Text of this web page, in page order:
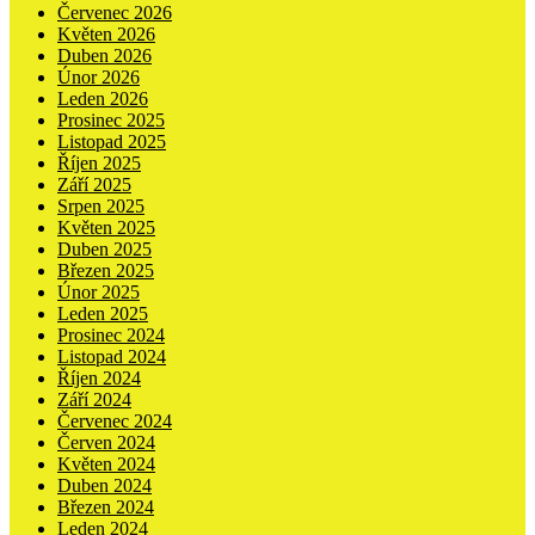
Červenec 2026
Květen 2026
Duben 2026
Únor 2026
Leden 2026
Prosinec 2025
Listopad 2025
Říjen 2025
Září 2025
Srpen 2025
Květen 2025
Duben 2025
Březen 2025
Únor 2025
Leden 2025
Prosinec 2024
Listopad 2024
Říjen 2024
Září 2024
Červenec 2024
Červen 2024
Květen 2024
Duben 2024
Březen 2024
Leden 2024